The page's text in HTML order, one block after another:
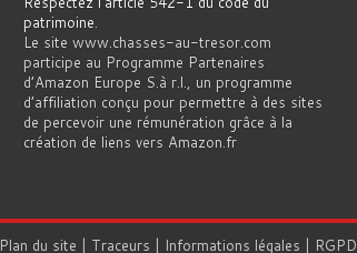
patrimoine.
Le site www.chasses-au-tresor.com
participe au Programme Partenaires
d’Amazon Europe S.à r.l., un programme
d’affiliation conçu pour permettre à des sites
de percevoir une rémunération grâce à la
création de liens vers Amazon.fr
Plan du site | Traceurs | Informations légales | RGPD